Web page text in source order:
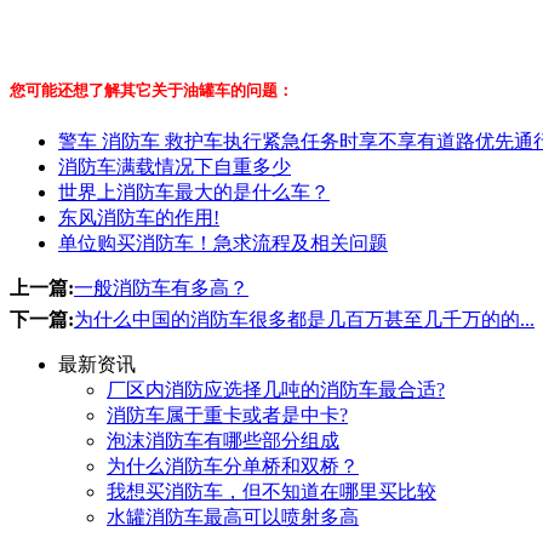
您可能还想了解其它关于油罐车的问题：
警车 消防车 救护车执行紧急任务时享不享有道路优先通
消防车满载情况下自重多少
世界上消防车最大的是什么车？
东风消防车的作用!
单位购买消防车！急求流程及相关问题
上一篇:一般消防车有多高？
下一篇:为什么中国的消防车很多都是几百万甚至几千万的的...
最新资讯
厂区内消防应选择几吨的消防车最合适?
消防车属于重卡或者是中卡?
泡沫消防车有哪些部分组成
为什么消防车分单桥和双桥？
我想买消防车，但不知道在哪里买比较
水罐消防车最高可以喷射多高